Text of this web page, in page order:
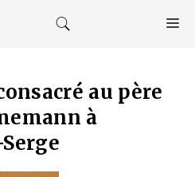
au père
à